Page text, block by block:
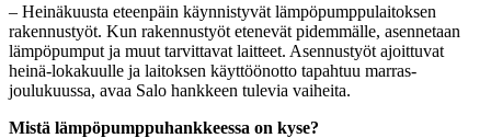
– Heinäkuusta eteenpäin käynnistyvät lämpöpumppulaitoksen
rakennustyöt. Kun rakennustyöt etenevät pidemmälle, asennetaan
lämpöpumput ja muut tarvittavat laitteet. Asennustyöt ajoittuvat
heinä-lokakuulle ja laitoksen käyttöönotto tapahtuu marras-
joulukuussa, avaa Salo hankkeen tulevia vaiheita.
Mistä lämpöpumppuhankkeessa on kyse?